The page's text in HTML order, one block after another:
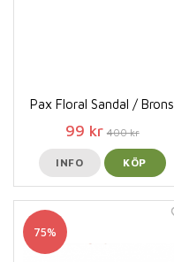
Pax Floral Sandal / Brons
99 kr 400 kr
INFO KÖP
75%